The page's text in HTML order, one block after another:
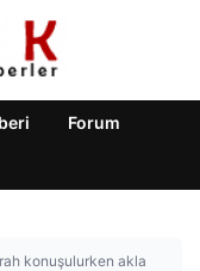
Forum
konuşulurken akla